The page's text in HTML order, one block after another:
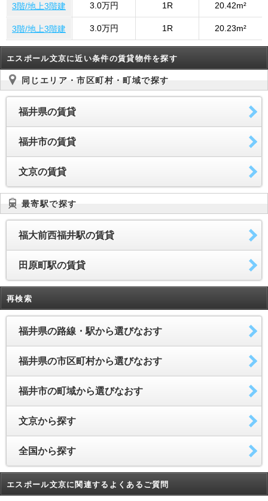
3階/地上3階建 3.0万円 1R 20.42m²
3階/地上3階建 3.0万円 1R 20.23m²
エスポール文京に近い条件の賃貸物件を探す
同じエリア・市区町村・町域で探す
福井県の賃貸
福井市の賃貸
文京の賃貸
最寄駅で探す
福大前西福井駅の賃貸
田原町駅の賃貸
再検索
福井県の路線・駅から選びなおす
福井県の市区町村から選びなおす
福井市の町域から選びなおす
文京から探す
全国から探す
エスポール文京に関連するよくあるご質問